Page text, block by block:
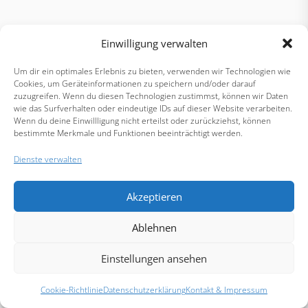
Einwilligung verwalten
Um dir ein optimales Erlebnis zu bieten, verwenden wir Technologien wie
Cookies, um Geräteinformationen zu speichern und/oder darauf
zuzugreifen. Wenn du diesen Technologien zustimmst, können wir Daten
wie das Surfverhalten oder eindeutige IDs auf dieser Website verarbeiten.
Wenn du deine Einwillligung nicht erteilst oder zurückziehst, können
bestimmte Merkmale und Funktionen beeinträchtigt werden.
Dienste verwalten
Akzeptieren
Ablehnen
Einstellungen ansehen
Cookie-RichtlinieDatenschutzerklärungKontakt & Impressum